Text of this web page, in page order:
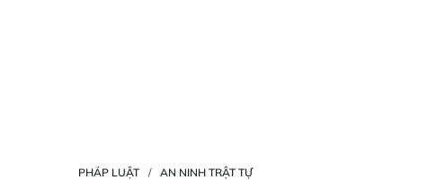
PHÁP LUẬT AN NINH TRẬT TỰ